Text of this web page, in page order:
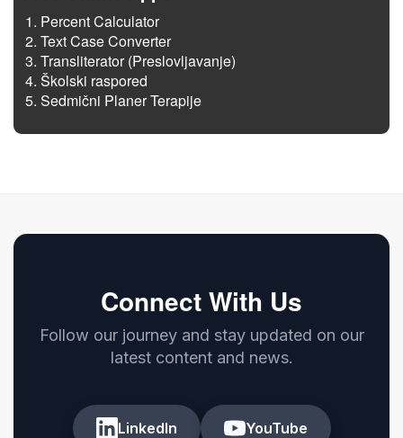
Percent Calculator
Text Case Converter
Transliterator (Preslovljavanje)
Školski raspored
Sedmični Planer Terapije
Connect With Us
Follow our journey and stay updated on our
latest content and news.
LinkedIn YouTube